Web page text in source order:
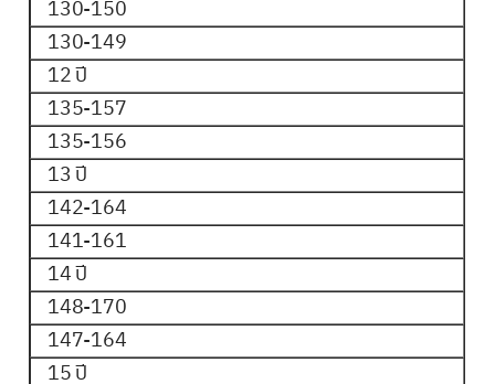
130-150
130-149
12 ปี
135-157
135-156
13 ปี
142-164
141-161
14 ปี
148-170
147-164
15 ปี